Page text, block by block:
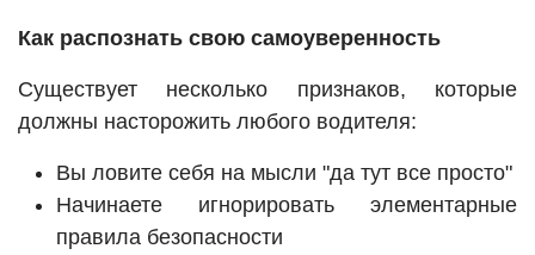
Как распознать свою самоуверенность
Существует несколько признаков, которые
должны насторожить любого водителя:
Вы ловите себя на мысли "да тут все просто"
Начинаете игнорировать элементарные
правила безопасности